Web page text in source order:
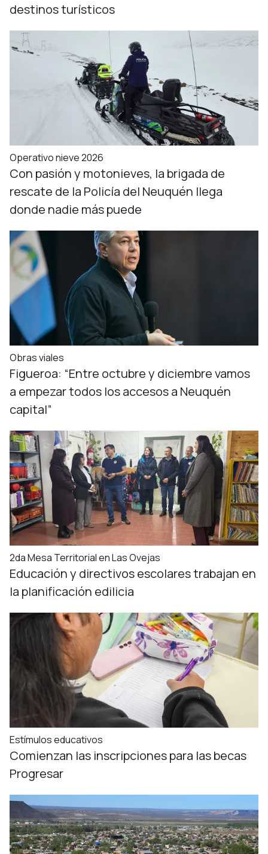
destinos turísticos
Operativo nieve 2026
Con pasión y motonieves, la brigada de
rescate de la Policía del Neuquén llega
donde nadie más puede
Obras viales
Figueroa: “Entre octubre y diciembre vamos
a empezar todos los accesos a Neuquén
capital”
2da Mesa Territorial en Las Ovejas
Educación y directivos escolares trabajan en
la planificación edilicia
Estímulos educativos
Comienzan las inscripciones para las becas
Progresar